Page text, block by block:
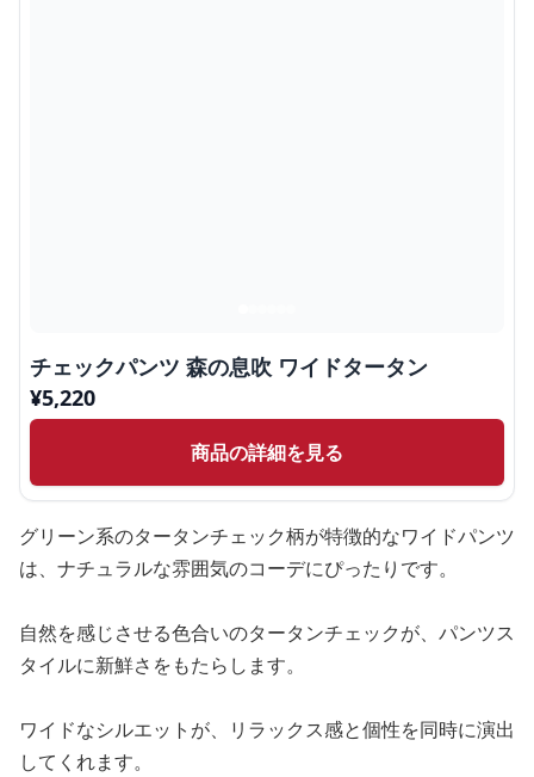
チェックパンツ 森の息吹 ワイドタータン
¥5,220
商品の詳細を見る
グリーン系のタータンチェック柄が特徴的なワイドパンツ
は、ナチュラルな雰囲気のコーデにぴったりです。
自然を感じさせる色合いのタータンチェックが、パンツス
タイルに新鮮さをもたらします。
ワイドなシルエットが、リラックス感と個性を同時に演出
してくれます。